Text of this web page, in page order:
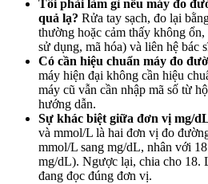
Tôi phải làm gì nếu máy đo
quả lạ? Rửa tay sạch, đo lại
thường hoặc cảm thấy không
sử dụng, mã hóa) và liên hệ bác
Có cần hiệu chuẩn máy đo
máy hiện đại không cần hiệu
máy cũ vẫn cần nhập mã số từ
hướng dẫn.
Sự khác biệt giữa đơn vị mg/
và mmol/L là hai đơn vị đo
mmol/L sang mg/dL, nhân với
mg/dL). Ngược lại, chia cho 18.
đang đọc đúng đơn vị.